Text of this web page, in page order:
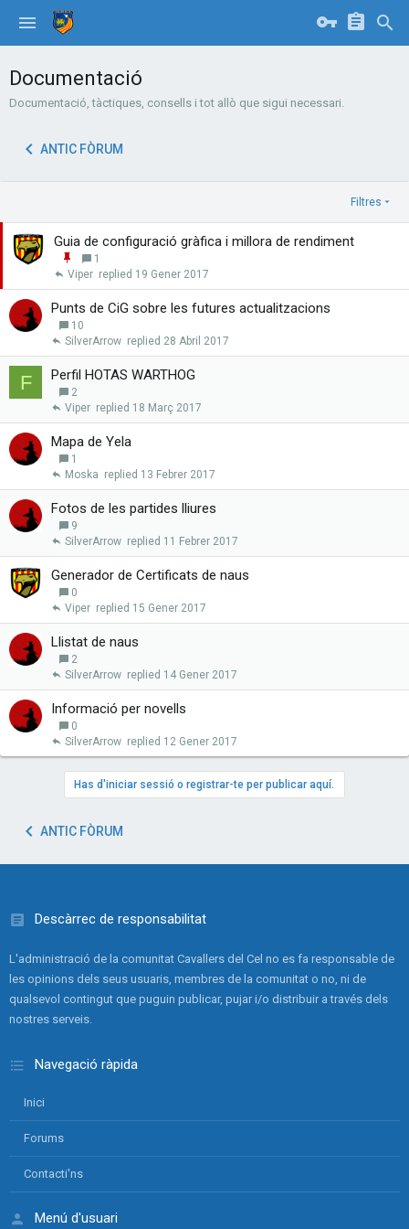
Documentació
Documentació, tàctiques, consells i tot allò que sigui necessari.
ANTIC FÒRUM
Filtres
Guia de configuració gràfica i millora de rendiment
n
g
a
n
x
a
r
1
19 Gener 2017
Viper
Punts de CiG sobre les futures actualitzacions
10
28 Abril 2017
SilverArrow
F Perfil HOTAS WARTHOG
2
18 Març 2017
Viper
Mapa de Yela
1
13 Febrer 2017
Moska
Fotos de les partides lliures
9
11 Febrer 2017
SilverArrow
Generador de Certificats de naus
0
15 Gener 2017
Viper
Llistat de naus
2
14 Gener 2017
SilverArrow
Informació per novells
0
12 Gener 2017
SilverArrow
Has d'iniciar sessió o registrar-te per publicar aquí.
ANTIC FÒRUM
Descàrrec de responsabilitat
L'administració de la comunitat Cavallers del Cel no es fa responsable de
les opinions dels seus usuaris, membres de la comunitat o no, ni de
qualsevol contingut que puguin publicar, pujar i/o distribuir a través dels
nostres serveis.
Navegació ràpida
Inici
Forums
Contacti'ns
Menú d'usuari